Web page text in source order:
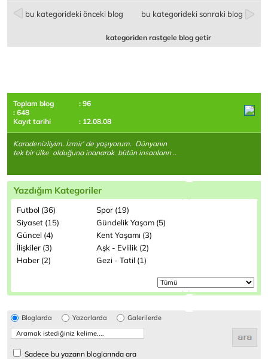
bu kategorideki önceki blog bu kategorideki sonraki blog
kategoriden rastgele blog getir
Toplam blog
: 96
: 648
Kayıt tarihi
: 12.08.08
Karadenizliyim. İzmir' de yaşıyorum. Dünyanın
tek bir ülke olduğuna inanarak bütün insanların ..
Yazdığım Kategoriler
Futbol (36)
Spor (19)
Siyaset (15)
Gündelik Yaşam (5)
Güncel (4)
Kent Yaşamı (3)
İlişkiler (3)
Aşk - Evlilik (2)
Haber (2)
Gezi - Tatil (1)
Bloglarda Yazarlarda Galerilerde
Sadece bu yazarın bloglarında ara